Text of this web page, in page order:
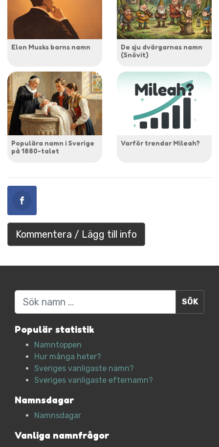
Elon Musks barns namn
De sju dvärgarnas namn
(Snövit)
Populära namn i Sverige
på 1880-talet
Varför trendar Mileah?
Kommentera / Lägg till info
Sök
Populär statistik
Namntoppen
Hur många heter?
Sveriges vanligaste namn?
Sveriges vanligaste efternamn?
Namnsdagar
Namnsdagar
Vanliga namnfrågor